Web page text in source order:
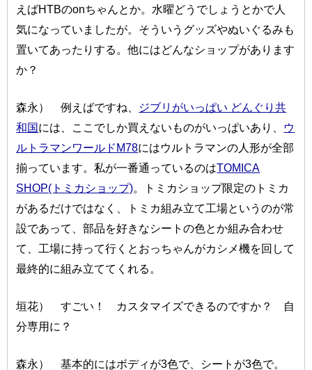
えばHTBのonちゃんとか。水曜どうでしょうとかで人
気になっていましたが。そういうグッズやぬいぐるみも
置いてあったりする。他にはどんなショップがあります
か？
森永） 例えばですね、 ジブリがいっぱい どんぐり共
和国には、ここでしか買えないものがいっぱいあり、 ウ
ルトラマンワールドM78にはウルトラマンの人形が全部
揃っています。私が一番通っているのはTOMICA
SHOP(トミカショップ)。トミカショップ限定のトミカ
があるだけではなく、トミカ組み立て工場というのが常
設であって、部品を好きなシートの色とか組み合わせ
て、工場に持って行くとおっちゃんがカシメ機を回して
最終的に組み立ててくれる。
垣花） すごい！ カスタマイズできるのですか？ 自
分専用に？
森永） 基本的にはボディが3色で、シートが3色で。